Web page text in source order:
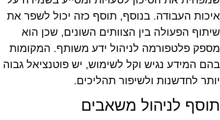
איכות העבודה. בנוסף, תוסף כזה יכול לשפר את
שיתוף הפעולה בין הצוותים השונים, שכן הוא
מספק פלטפורמה לניהול ידע משותף. המקומות
בהם המידע נגיש וקל לשימוש, יש פוטנציאל גבוה
יותר לחדשנות ולשיפור תהליכים.
תוסף לניהול משאבים